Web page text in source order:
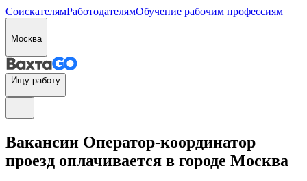
СоискателямРаботодателямОбучение рабочим профессиям
Москва
Ищу работу
Вакансии Оператор-координатор
проезд оплачивается в городе Москва